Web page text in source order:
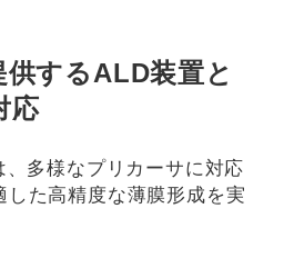
するALD装置と
応
多様なプリカーサに対応
した高精度な薄膜形成を実